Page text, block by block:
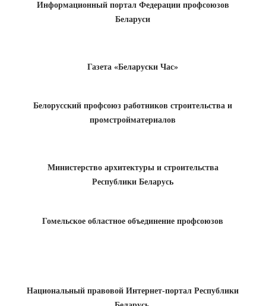
Информационный портал Федерации профсоюзов
Беларуси
Газета «Беларуски Час»
Белорусский профсоюз работников строительства и
промстройматериалов
Министерство архитектуры и строительства
Республики Беларусь
Гомельское областное объединение профсоюзов
Национальный правовой Интернет-портал Республики